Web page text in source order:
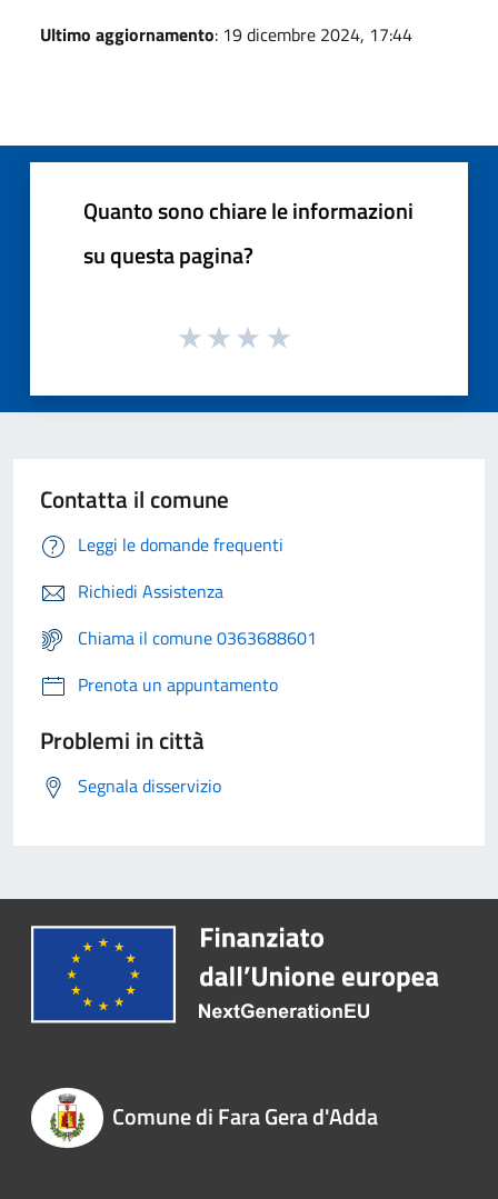
Ultimo aggiornamento: 19 dicembre 2024, 17:44
Quanto sono chiare le informazioni
su questa pagina?
Contatta il comune
Leggi le domande frequenti
Richiedi Assistenza
Chiama il comune 0363688601
Prenota un appuntamento
Problemi in città
Segnala disservizio
Comune di Fara Gera d'Adda